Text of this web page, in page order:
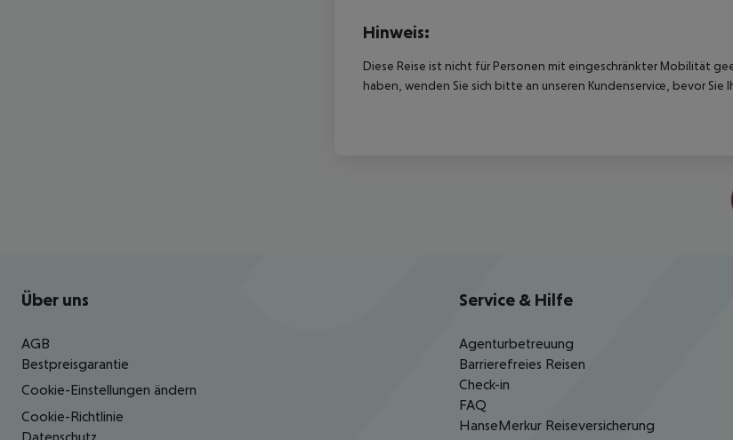
Hinweis:
Diese Reise ist nicht für Personen mit eingeschränkter Mobilität
haben, wenden Sie sich bitte an unseren Kundenservice, bevor Sie
Footer navigation
Über uns
AGB
Bestpreisgarantie
Cookie-Einstellungen ändern
Cookie-Richtlinie
Datenschutz
Service & Hilfe
Agenturbetreuung
Barrierefreies Reisen
Check-in
FAQ
HanseMerkur Reiseversicherung